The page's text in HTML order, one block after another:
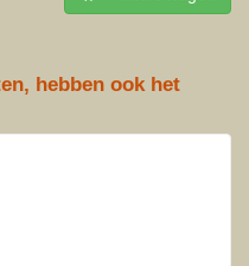
hebben ook het